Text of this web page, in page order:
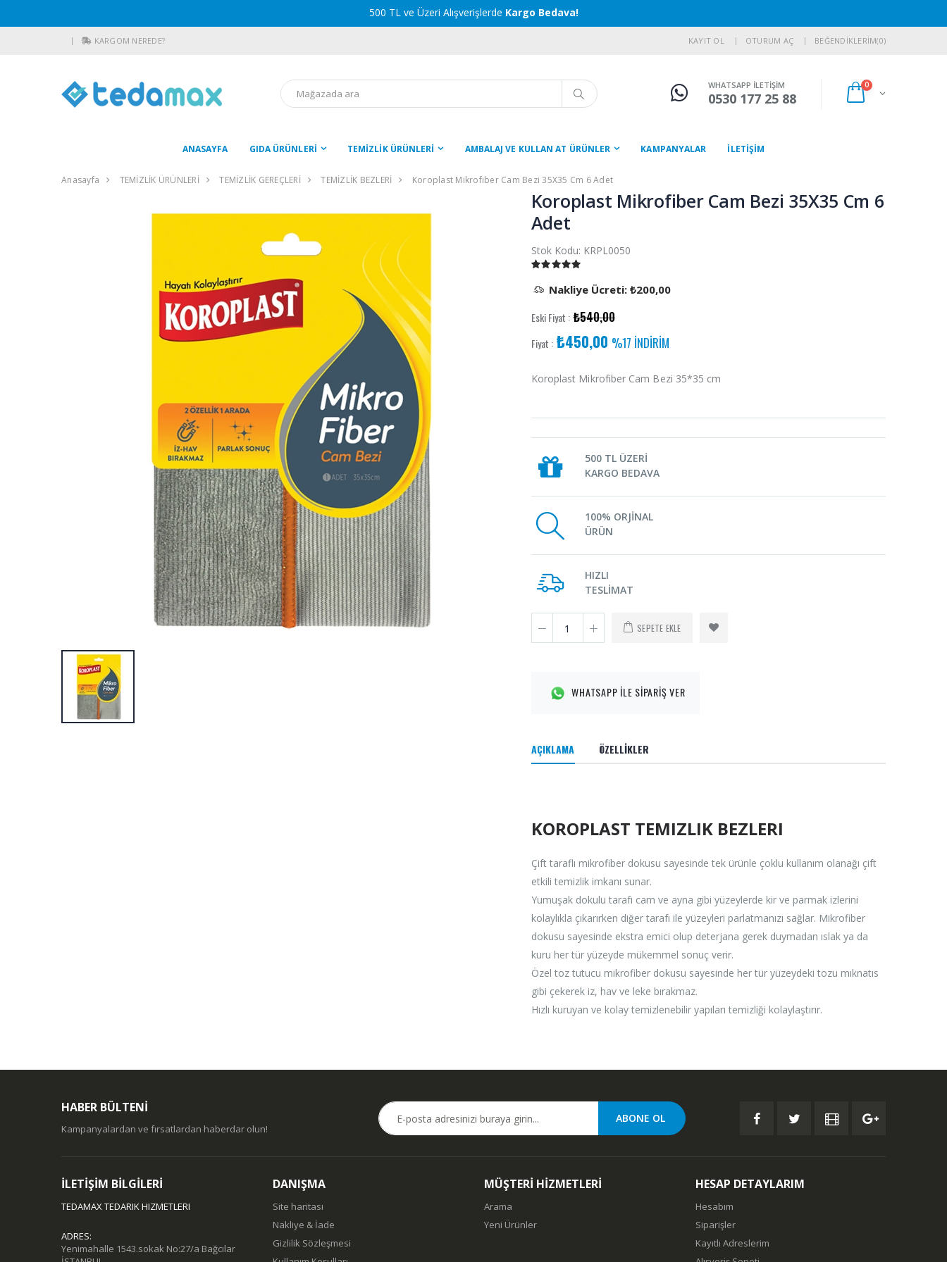
500 TL ve Üzeri Alışverişlerde Kargo Bedava!
KARGOM NEREDE? KAYIT OL OTURUM AÇ BEĞENDİKLERİM(0)
WHATSAPP İLETİŞİM
0530 177 25 88
0
ANASAYFA GIDA ÜRÜNLERİ TEMİZLİK ÜRÜNLERİ AMBALAJ VE KULLAN AT ÜRÜNLER KAMPANYALAR İLETİŞİM
Anasayfa TEMİZLİK ÜRÜNLERİ TEMİZLİK GEREÇLERİ TEMİZLİK BEZLERİ Koroplast Mikrofiber Cam Bezi 35X35 Cm 6 Adet
Koroplast Mikrofiber Cam Bezi 35X35 Cm 6
Adet
Stok Kodu: KRPL0050
Nakliye Ücreti: ₺200,00
Eski Fiyat : ₺540,00
Fiyat : ₺450,00 %17 İNDİRİM
Koroplast Mikrofiber Cam Bezi 35*35 cm
500 TL ÜZERİ
KARGO BEDAVA
100% ORJİNAL
ÜRÜN
HIZLI
TESLİMAT
SEPETE EKLE
WHATSAPP İLE SİPARİŞ VER
AÇIKLAMA ÖZELLİKLER
KOROPLAST TEMIZLIK BEZLERI
Çift taraflı mikrofiber dokusu sayesinde tek ürünle çoklu kullanım olanağı çift
etkili temizlik imkanı sunar.
Yumuşak dokulu tarafı cam ve ayna gibi yüzeylerde kir ve parmak izlerini
kolaylıkla çıkarırken diğer tarafı ile yüzeyleri parlatmanızı sağlar. Mikrofiber
dokusu sayesinde ekstra emici olup deterjana gerek duymadan ıslak ya da
kuru her tür yüzeyde mükemmel sonuç verir.
Özel toz tutucu mikrofiber dokusu sayesinde her tür yüzeydeki tozu mıknatıs
gibi çekerek iz, hav ve leke bırakmaz.
Hızlı kuruyan ve kolay temizlenebilir yapıları temizliği kolaylaştırır.
HABER BÜLTENİ
Kampanyalardan ve fırsatlardan haberdar olun!
İLETİŞİM BİLGİLERİ
TEDAMAX TEDARIK HIZMETLERI
ADRES:
Yenimahalle 1543.sokak No:27/a Bağcılar
DANIŞMA
Site haritası
Nakliye & İade
Gizlilik Sözleşmesi
MÜŞTERİ HİZMETLERİ
Arama
Yeni Ürünler
HESAP DETAYLARIM
Hesabım
Siparişler
Kayıtlı Adreslerim